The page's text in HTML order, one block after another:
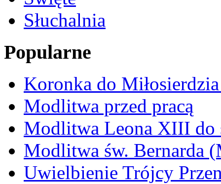
Słuchalnia
Popularne
Koronka do
Modlitwa przed pracą
Modlitwa Leona XIII do
Modlitwa św. Bernarda
Uwielbienie Trójcy